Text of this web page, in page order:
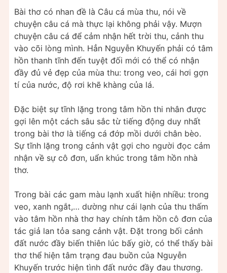
Bài thơ có nhan đề là Câu cá mùa thu, nói về
chuyện câu cá mà thực lại không phải vậy. Mượn
chuyện câu cá để cảm nhận hết trời thu, cảnh thu
vào cõi lòng mình. Hẳn Nguyễn Khuyến phải có tâm
hồn thanh tĩnh đến tuyệt đối mới có thể có nhận
đầy đủ vẻ đẹp của mùa thu: trong veo, cái hơi gợn
tí của nước, độ rơi khẽ khàng của lá.
Đặc biệt sự tĩnh lặng trong tâm hồn thi nhân được
gợi lên một cách sâu sắc từ tiếng động duy nhất
trong bài thơ là tiếng cá đớp mồi dưới chân bèo.
Sự tĩnh lặng trong cảnh vật gợi cho người đọc cảm
nhận về sự cô đơn, uẩn khúc trong tâm hồn nhà
thơ.
Trong bài các gam màu lạnh xuất hiện nhiều: trong
veo, xanh ngắt,… dường như cái lạnh của thu thấm
vào tâm hồn nhà thơ hay chính tâm hồn cô đơn của
tác giả lan tỏa sang cảnh vật. Đặt trong bối cảnh
đất nước đầy biến thiên lúc bấy giờ, có thể thấy bài
thơ thể hiện tâm trạng đau buồn của Nguyễn
Khuyến trước hiện tình đất nước đầy đau thương.